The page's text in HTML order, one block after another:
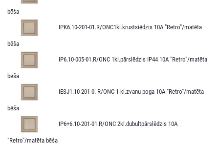
bēša
IPK6.10-201-01.R/ONC1kl.krustsiēdzis 10A "Retro"/matēta
bēša
IP6.10-005-01.R/ONC 1kl.pārslēdzis IP44 10A "Retro"/matēta
bēša
IESJ1.10-201-0. R/ONC 1-kl.zvanu poga 10A "Retro"/matēta
bēša
IP6+6.10-201-01.R/ONC 2kl.dubultpārslēdzis 10A
"Retro"/matēta bēša